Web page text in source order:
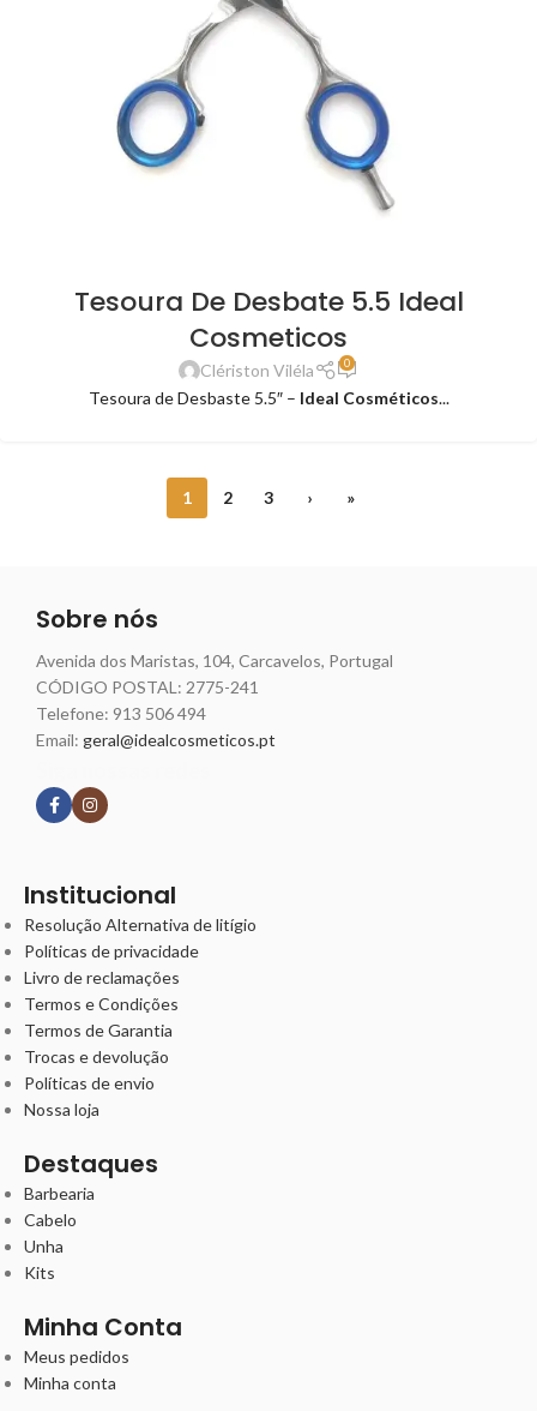
Tesoura De Desbate 5.5 Ideal
Cosmeticos
Clériston Viléla 0
Tesoura de Desbaste 5.5″ – Ideal Cosméticos...
1 2 3 › »
Sobre nós
Avenida dos Maristas, 104, Carcavelos, Portugal
CÓDIGO POSTAL: 2775-241
Telefone: 913 506 494
Email: geral@idealcosmeticos.pt
Institucional
Resolução Alternativa de litígio
Políticas de privacidade
Livro de reclamações
Termos e Condições
Termos de Garantia
Trocas e devolução
Políticas de envio
Nossa loja
Destaques
Barbearia
Cabelo
Unha
Kits
Minha Conta
Meus pedidos
Minha conta